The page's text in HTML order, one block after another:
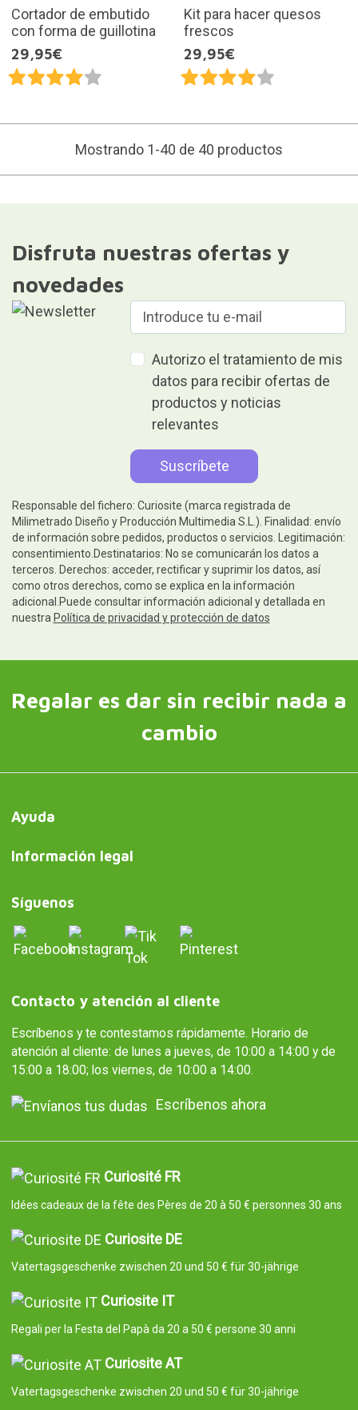
Cortador de embutido
con forma de guillotina
29,95€
Kit para hacer quesos
frescos
29,95€
Mostrando 1-40 de 40 productos
Disfruta nuestras ofertas y
novedades
Autorizo el tratamiento de mis
datos para recibir ofertas de
productos y noticias
relevantes
Responsable del fichero: Curiosite (marca registrada de
Milimetrado Diseño y Producción Multimedia S.L.). Finalidad: envío
de información sobre pedidos, productos o servicios. Legitimación:
consentimiento.Destinatarios: No se comunicarán los datos a
terceros. Derechos: acceder, rectificar y suprimir los datos, así
como otros derechos, como se explica en la información
adicional.Puede consultar información adicional y detallada en
nuestra Política de privacidad y protección de datos
Regalar es dar sin recibir nada a
cambio
Ayuda
Información legal
Síguenos
Contacto y atención al cliente
Escríbenos y te contestamos rápidamente. Horario de
atención al cliente: de lunes a jueves, de 10:00 a 14:00 y de
15:00 a 18:00; los viernes, de 10:00 a 14:00.
Escríbenos ahora
Curiosité FR
Idées cadeaux de la fête des Pères de 20 à 50 € personnes 30 ans
Curiosite DE
Vatertagsgeschenke zwischen 20 und 50 € für 30-jährige
Curiosite IT
Regali per la Festa del Papà da 20 a 50 € persone 30 anni
Curiosite AT
Vatertagsgeschenke zwischen 20 und 50 € für 30-jährige